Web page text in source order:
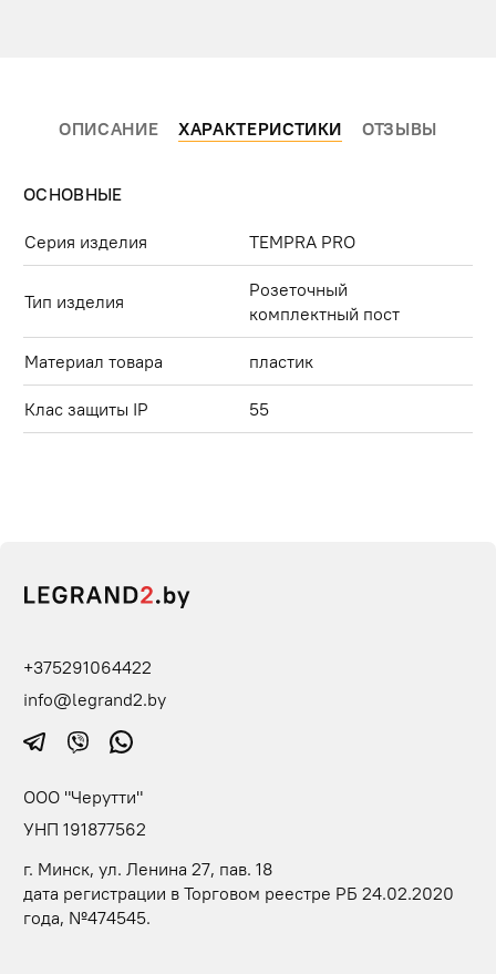
ОПИСАНИЕ ХАРАКТЕРИСТИКИ ОТЗЫВЫ
ОСНОВНЫЕ
Серия изделия TEMPRA PRO
Тип изделия
Розеточный
комплектный пост
Материал товара пластик
Клас защиты IP 55
+375291064422
info@legrand2.by
ООО "Черутти"
УНП 191877562
г. Минск, ул. Ленина 27, пав. 18
дата регистрации в Торговом реестре РБ 24.02.2020
года, №474545.